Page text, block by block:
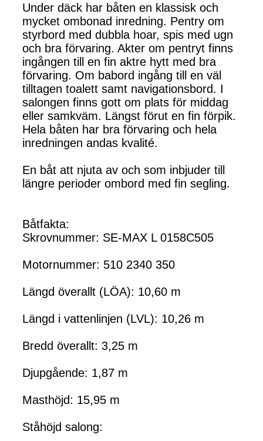
Under däck har båten en klassisk och
mycket ombonad inredning. Pentry om
styrbord med dubbla hoar, spis med ugn
och bra förvaring. Akter om pentryt finns
ingången till en fin aktre hytt med bra
förvaring. Om babord ingång till en väl
tilltagen toalett samt navigationsbord. I
salongen finns gott om plats för middag
eller samkväm. Längst förut en fin förpik.
Hela båten har bra förvaring och hela
inredningen andas kvalité.
En båt att njuta av och som inbjuder till
längre perioder ombord med fin segling.
Båtfakta:
Skrovnummer: SE-MAX L 0158C505
Motornummer: 510 2340 350
Längd överallt (LÖA): 10,60 m
Längd i vattenlinjen (LVL): 10,26 m
Bredd överallt: 3,25 m
Djupgående: 1,87 m
Masthöjd: 15,95 m
Ståhöjd salong: